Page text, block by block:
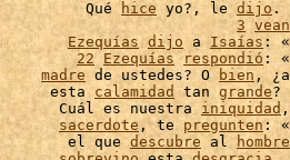
Qué hice yo?, le dijo.
3 vean
Ezequías dijo a Isaías :
22 Ezequías respondió :
madre de ustedes? O bien ,
esta calamidad tan grande?
Cuál es nuestra iniquidad
sacerdote , te pregunten :
el que descubre al hombre